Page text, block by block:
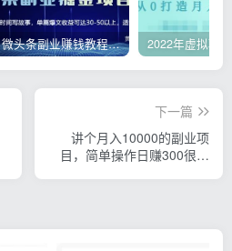
微头条副业赚钱教程，项目单号单天做到50-100+收益
下一篇
讲个月入10000的副业项
目，简单操作日赚300很轻